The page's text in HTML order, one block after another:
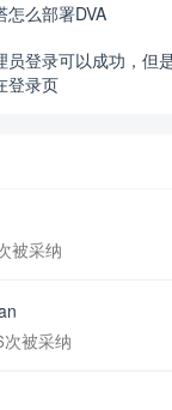
怎么部署DVA
员登录可以成功，但
登录页
被采纳
被采纳